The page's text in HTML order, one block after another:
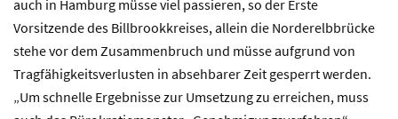
auch in Hamburg müsse viel passieren, so der Erste
Vorsitzende des Billbrookkreises, allein die Norderelbbrücke
stehe vor dem Zusammenbruch und müsse aufgrund von
Tragfähigkeitsverlusten in absehbarer Zeit gesperrt werden.
„Um schnelle Ergebnisse zur Umsetzung zu erreichen, muss